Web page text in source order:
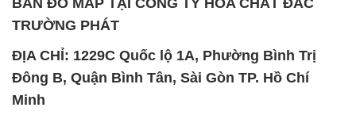
BẢN ĐỒ MAP TẠI CÔNG TY HÓA CHẤT ĐẮC
TRƯỜNG PHÁT
ĐỊA CHỈ: 1229C Quốc lộ 1A, Phường Bình Trị
Đông B, Quận Bình Tân, Sài Gòn TP. Hồ Chí
Minh